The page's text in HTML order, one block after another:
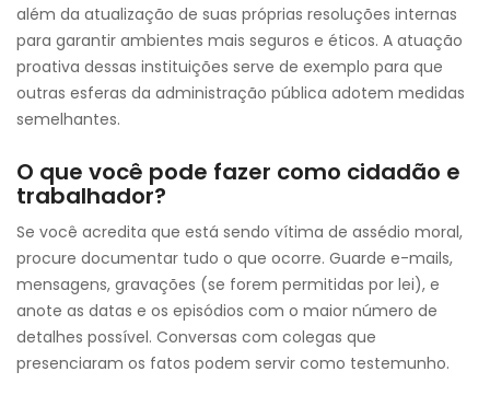
além da atualização de suas próprias resoluções internas
para garantir ambientes mais seguros e éticos. A atuação
proativa dessas instituições serve de exemplo para que
outras esferas da administração pública adotem medidas
semelhantes.
O que você pode fazer como cidadão e
trabalhador?
Se você acredita que está sendo vítima de assédio moral,
procure documentar tudo o que ocorre. Guarde e-mails,
mensagens, gravações (se forem permitidas por lei), e
anote as datas e os episódios com o maior número de
detalhes possível. Conversas com colegas que
presenciaram os fatos podem servir como testemunho.